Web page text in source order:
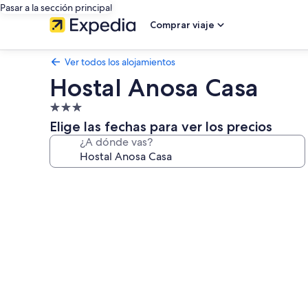
Pasar a la sección principal
Comprar viaje
Ver todos los alojamientos
Hostal Anosa Casa
Alojamiento
de
3.0 estrellas
Elige las fechas para ver los precios
¿A dónde vas?